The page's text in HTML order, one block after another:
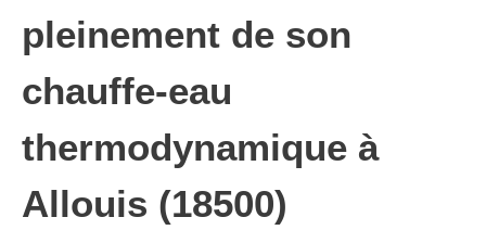
pleinement de son
chauffe-eau
thermodynamique à
Allouis (18500)